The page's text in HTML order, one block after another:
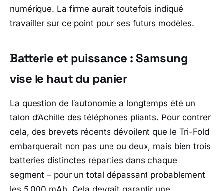
numérique. La firme aurait toutefois indiqué
travailler sur ce point pour ses futurs modèles.
Batterie et puissance : Samsung
vise le haut du panier
La question de l’autonomie a longtemps été un
talon d’Achille des téléphones pliants. Pour contrer
cela, des brevets récents dévoilent que le Tri-Fold
embarquerait non pas une ou deux, mais bien trois
batteries distinctes réparties dans chaque
segment – pour un total dépassant probablement
les 5 000 mAh. Cela devrait garantir une